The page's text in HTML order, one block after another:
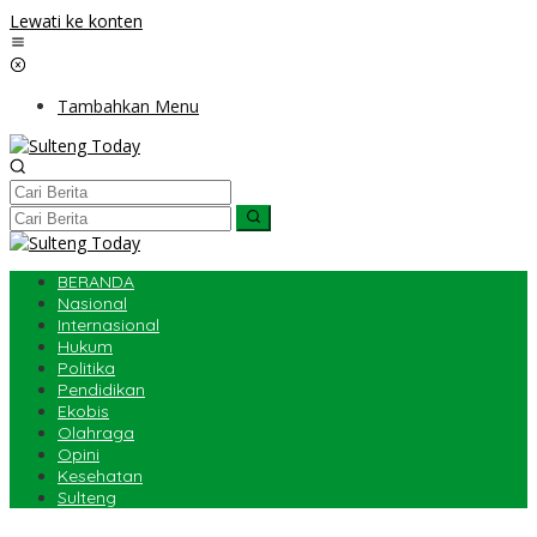
Lewati ke konten
Tambahkan Menu
BERANDA
Nasional
Internasional
Hukum
Politika
Pendidikan
Ekobis
Olahraga
Opini
Kesehatan
Sulteng